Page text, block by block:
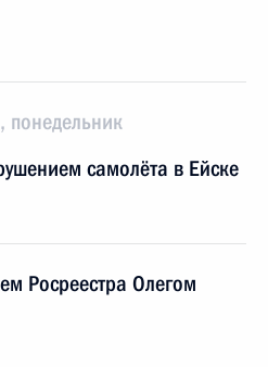
понедельник
самолёта в Ейске
Росреестра Олегом